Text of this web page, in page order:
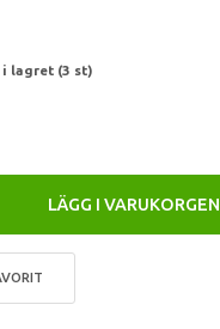
i lagret (3 st)
LÄGG I VARUKORGEN